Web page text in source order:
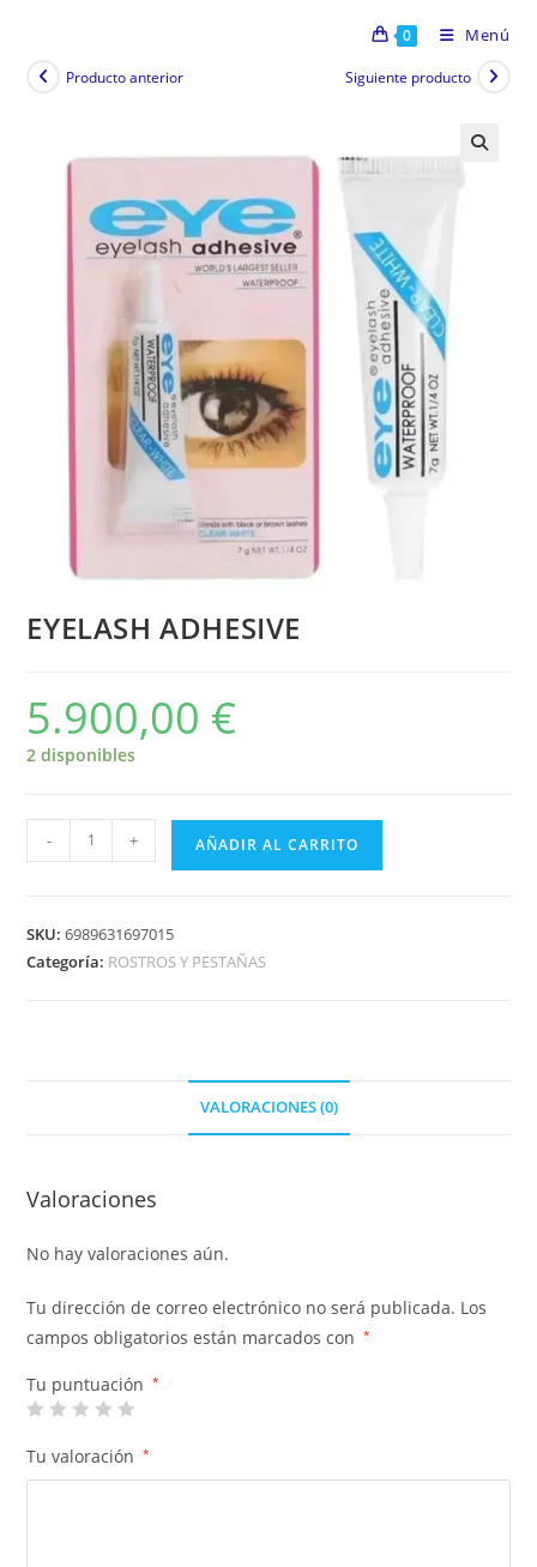
0 Menú
Producto anterior Siguiente producto
EYELASH ADHESIVE
5.900,00 €
2 disponibles
- + AÑADIR AL CARRITO
SKU:6989631697015
Categoría: ROSTROS Y PESTAÑAS
VALORACIONES (0)
Valoraciones
No hay valoraciones aún.
Tu dirección de correo electrónico no será publicada. Los
campos obligatorios están marcados con
*
Tu puntuación *
Tu valoración *